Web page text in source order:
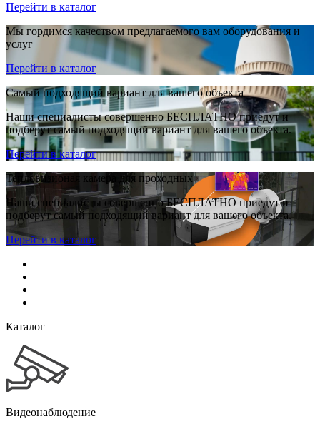
Перейти в каталог
Мы гордимся качеством предлагаемого вам оборудования и
услуг
Перейти в каталог
Самый подходящий вариант для вашего объекта
Наши специалисты совершенно БЕСПЛАТНО приедут и
подберут самый подходящий вариант для вашего объекта.
Перейти в каталог
Тепловизионая камера для проходных
Наши специалисты совершенно БЕСПЛАТНО приедут и
подберут самый подходящий вариант для вашего объекта.
Перейти в каталог
Каталог
Видеонаблюдение